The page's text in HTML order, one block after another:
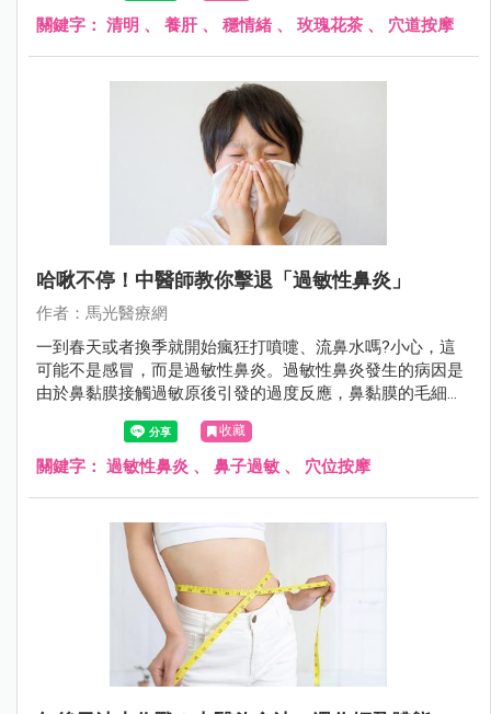
關鍵字： 清明 、 養肝、 穩情緒 、 玫瑰花茶 、 穴道按摩
哈啾不停！中醫師教你擊退「過敏性鼻炎」
作者：馬光醫療網
一到春天或者換季就開始瘋狂打噴嚏、流鼻水嗎?小心，這
可能不是感冒，而是過敏性鼻炎。過敏性鼻炎發生的病因是
由於鼻黏膜接觸過敏原後引發的過度反應，鼻黏膜的毛細血
管擴張、滲透性增加，導致水腫。
收藏
關鍵字： 過敏性鼻炎 、 鼻子過敏 、 穴位按摩